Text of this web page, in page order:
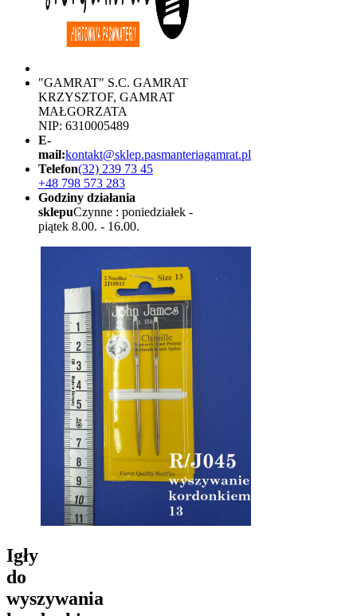
"GAMRAT" S.C. GAMRAT
KRZYSZTOF, GAMRAT
MAŁGORZATA
NIP: 6310005489
E-
mail:kontakt@sklep.pasmanteriagamrat.pl
Telefon(32) 239 73 45
+48 798 573 283
Godziny działania
sklepuCzynne : poniedziałek -
piątek 8.00. - 16.00.
Igły
do
wyszywania